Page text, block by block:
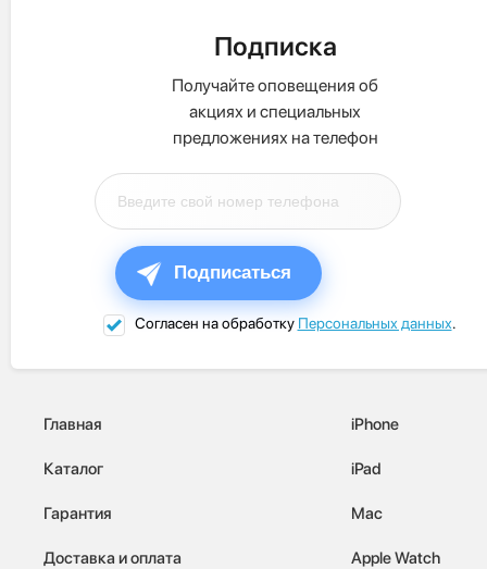
Подписка
Получайте оповещения об
акциях и специальных
предложениях на телефон
Подписаться
Согласен на обработку Персональных данных.
Главная
Каталог
Гарантия
Доставка и оплата
iPhone
iPad
Mac
Apple Watch